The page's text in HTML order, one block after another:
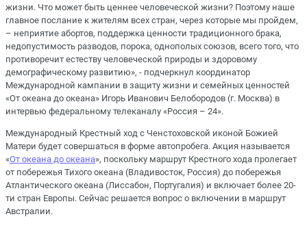
жизни. Что может быть ценнее человеческой жизни? Поэтому наше
главное послание к жителям всех стран, через которые мы пройдем,
– неприятие абортов, поддержка ценности традиционного брака,
недопустимость разводов, порока, однополых союзов, всего того, что
противоречит естеству человеческой природы и здоровому
демографическому развитию», - подчеркнул координатор
Международной кампании в защиту жизни и семейных ценностей
«От океана до океана» Игорь Иванович Белобородов (г. Москва) в
интервью федеральному телеканалу «Россия – 24».
Международный Крестный ход с Ченстоховской иконой Божией
Матери будет совершаться в форме автопробега. Акция называется
«От океана до океана», поскольку маршрут Крестного хода пролегает
от побережья Тихого океана (Владивосток, Россия) до побережья
Атлантического океана (Лиссабон, Португалия) и включает более 20-
ти стран Европы. Сейчас решается вопрос о включении в маршрут
Австралии.